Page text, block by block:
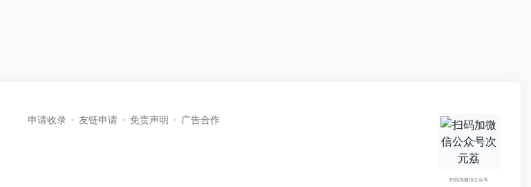
申请收录 友链申请 免责声明 广告合作
扫码加微信公众号